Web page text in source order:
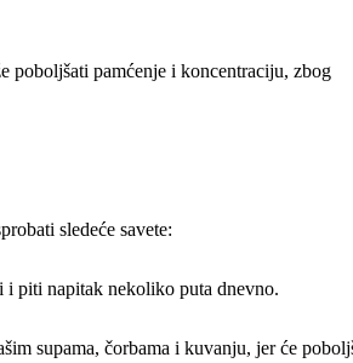
poboljšati pamćenje i koncentraciju, zbog
sledeće savete:
i piti napitak nekoliko puta dnevno.
supama, čorbama i kuvanju, jer će